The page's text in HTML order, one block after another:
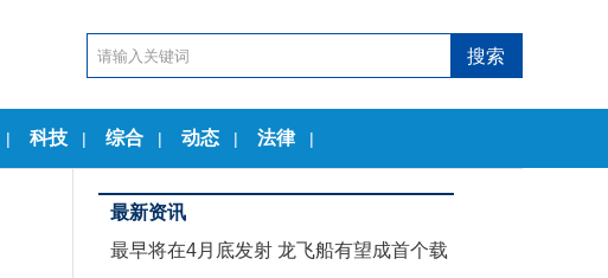
| 科技 | 综合 | 动态 | 法律 |
最新资讯
最早将在4月底发射 龙飞船有望成首个载